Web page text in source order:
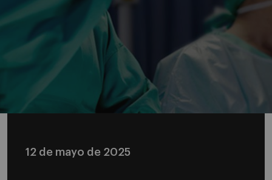
12 de mayo de 2025